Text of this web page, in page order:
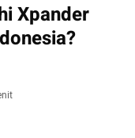
Xpander